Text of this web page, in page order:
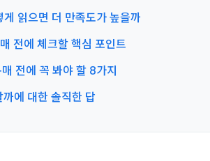
읽으면 더 만족도가 높을까
전에 체크할 핵심 포인트
전에 꼭 봐야 할 8가지
에 대한 솔직한 답